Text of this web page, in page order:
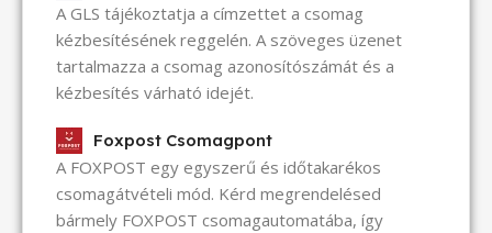
A GLS tájékoztatja a címzettet a csomag
kézbesítésének reggelén. A szöveges üzenet
tartalmazza a csomag azonosítószámát és a
kézbesítés várható idejét.
Foxpost Csomagpont
A FOXPOST egy egyszerű és időtakarékos
csomagátvételi mód. Kérd megrendelésed
bármely FOXPOST csomagautomatába, így